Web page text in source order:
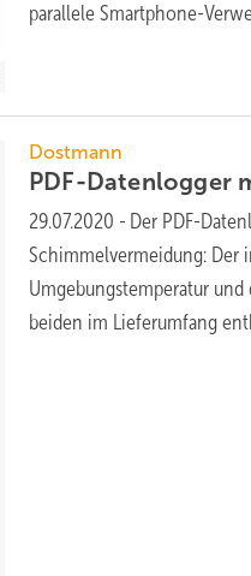
parallele Smartphone-
Dostmann
PDF-Datenlogger
29.07.2020 - Der PDF-
Schimmelvermeidung: Der
Umgebungstemperatur
beiden im Lieferumfang